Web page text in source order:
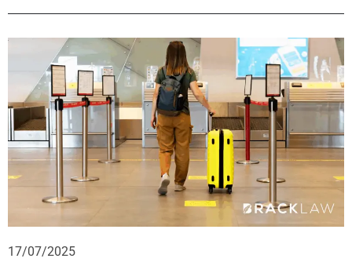
17/07/2025